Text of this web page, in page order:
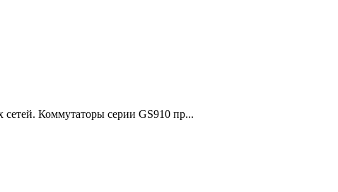
Коммутаторы серии GS910 пр...